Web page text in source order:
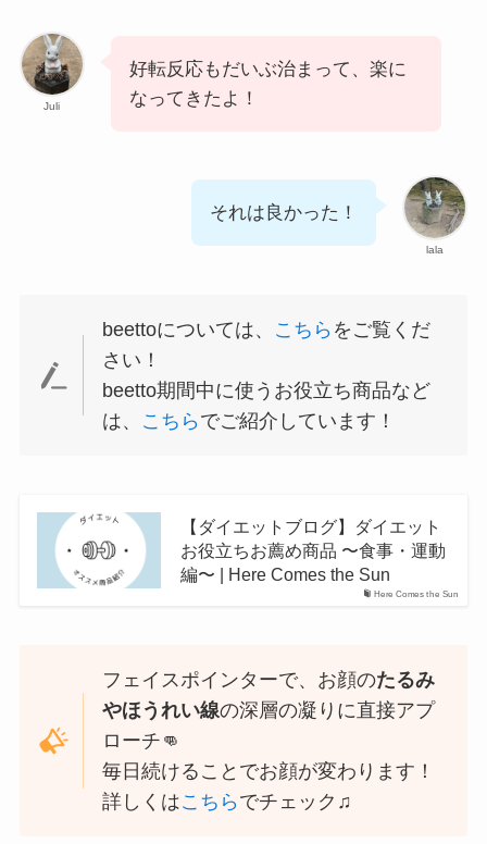
Juli
好転反応もだいぶ治まって、楽に
なってきたよ！
lala
それは良かった！
beettoについては、 こちら をご覧くだ
さい！
beetto期間中に使うお役立ち商品など
は、 こちら でご紹介しています！
Here Comes the Sun
【ダイエットブログ】ダイエット
お役立ちお薦め商品 〜食事・運動
編〜 | Here Comes the Sun
フェイスポインターで、お顔のたるみ
やほうれい線の深層の凝りに直接アプ
ローチ👊
毎日続けることでお顔が変わります！
詳しくはこちら でチェック♫